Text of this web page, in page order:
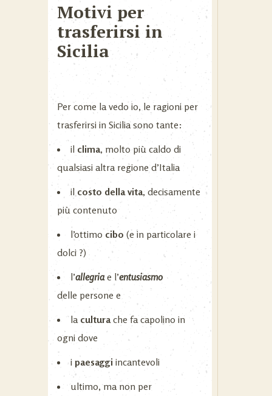
Motivi per
trasferirsi in
Sicilia
Per come la vedo io, le ragioni per
trasferirsi in Sicilia sono tante:
il clima, molto più caldo di
qualsiasi altra regione d’Italia
ilcosto della vita, decisamente
più contenuto
l’ottimo cibo (e in particolare i
dolci ?)
l’allegria e l’entusiasmo
delle persone e
la culturache fa capolino in
ogni dove
i paesaggi incantevoli
ultimo, ma non per